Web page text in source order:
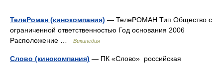
ТелеРоман (кинокомпания) — ТелеРОМАН Тип Общество с
ограниченной ответственностью Год основания 2006
Расположение …
Википедия
Слово (кинокомпания) — ПК «Слово» российская